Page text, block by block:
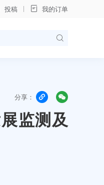
投稿 我的订单
分享：
监测及